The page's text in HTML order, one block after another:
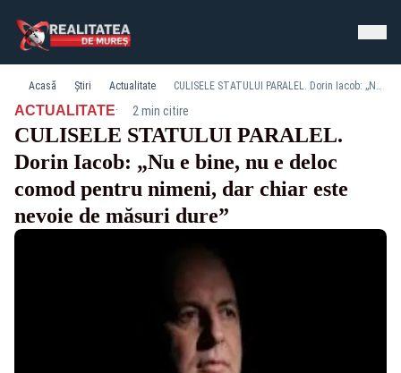
Acasă Știri Actualitate CULISELE STATULUI PARALEL. Dorin Iacob: „Nu e bine, nu e deloc comod pentru nimeni, dar chiar este nevoie de măsuri dure”
ACTUALITATE· 2 min citire
CULISELE STATULUI PARALEL.
Dorin Iacob: „Nu e bine, nu e deloc
comod pentru nimeni, dar chiar este
nevoie de măsuri dure”